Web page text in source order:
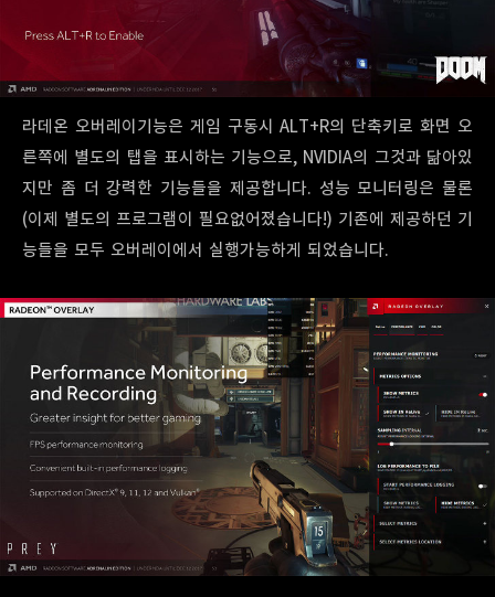
라데온 오버레이기능은 게임 구동시 ALT+R의 단축키로 화면 오
른쪽에 별도의 탭을 표시하는 기능으로, NVIDIA의 그것과 닮아있
지만 좀 더 강력한 기능들을 제공합니다. 성능 모니터링은 물론
(이제 별도의 프로그램이 필요없어졌습니다!) 기존에 제공하던 기
능들을 모두 오버레이에서 실행가능하게 되었습니다.